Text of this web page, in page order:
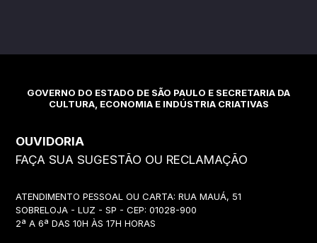
GOVERNO DO ESTADO DE SÃO PAULO E SECRETARIA DA
CULTURA, ECONOMIA E INDÚSTRIA CRIATIVAS
OUVIDORIA
FAÇA SUA SUGESTÃO OU RECLAMAÇÃO
ATENDIMENTO PESSOAL OU CARTA: RUA MAUÁ, 51
SOBRELOJA - LUZ - SP - CEP: 01028-900
2ª A 6ª DAS 10H ÀS 17H HORAS